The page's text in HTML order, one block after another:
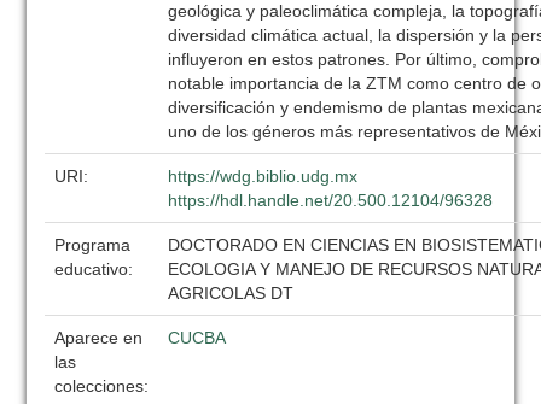
geológica y paleoclimática compleja, la
diversidad climática actual, la dispersión y la
influyeron en estos patrones. Por último,
notable importancia de la ZTM como centro de
diversificación y endemismo de plantas
uno de los géneros más representativos de
URI:
https://wdg.biblio.udg.mx
https://hdl.handle.net/20.500.12104/96328
Programa
educativo:
DOCTORADO EN CIENCIAS EN
ECOLOGIA Y MANEJO DE RECURSOS
AGRICOLAS DT
Aparece en
las
colecciones:
CUCBA